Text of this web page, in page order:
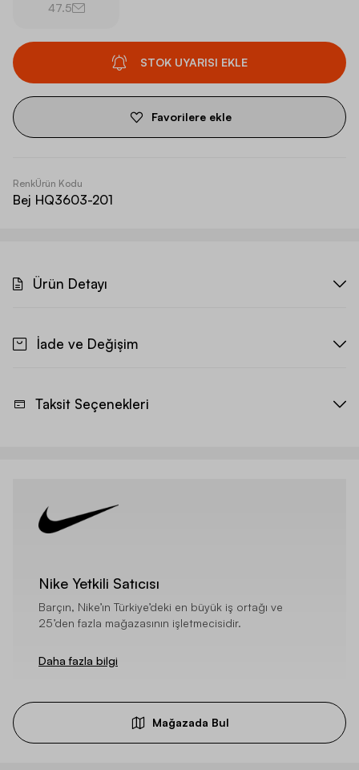
47.5
STOK UYARISI EKLE
Favorilere ekle
Renk
Bej
Ürün Kodu
HQ3603-201
Ürün Detayı
İade ve Değişim
Taksit Seçenekleri
Nike Yetkili Satıcısı
Barçın, Nike’ın Türkiye’deki en büyük iş ortağı ve
25’den fazla mağazasının işletmecisidir.
Daha fazla bilgi
Mağazada Bul